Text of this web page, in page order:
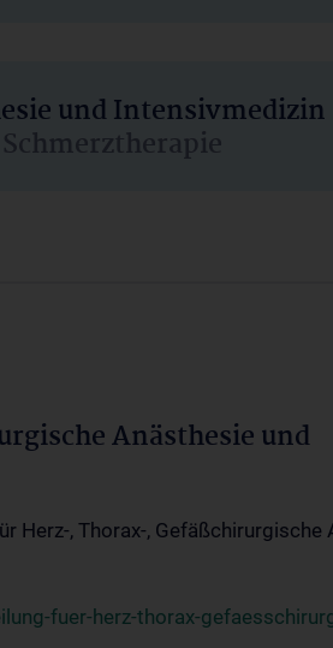
und Intensivmedizin
Anästhesie und
Herz-, Thorax-, Gefäßchirurgische
fuer-herz-thorax-